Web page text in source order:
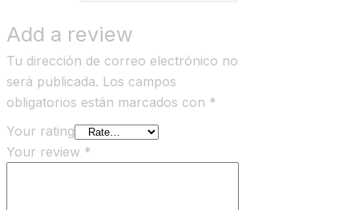
Add a review
Tu dirección de correo electrónico no
será publicada. Los campos
obligatorios están marcados con *
Your rating
Your review *